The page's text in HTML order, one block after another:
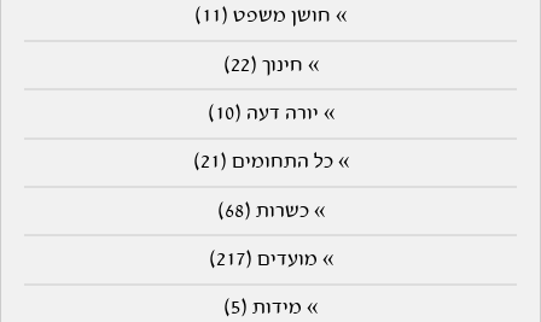
» חושן משפט (11)
» חינוך (22)
» יורה דעה (10)
» כל התחומים (21)
» כשרות (68)
» מועדים (217)
» מידות (5)